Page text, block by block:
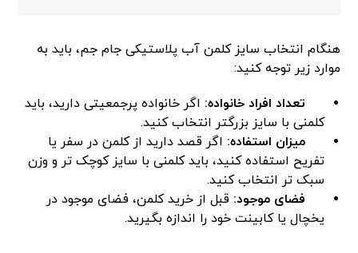
هنگام انتخاب سایز کلمن آب پلاستیکی جام جم، باید به
موارد زیر توجه کنید:
تعداد افراد خانواده: اگر خانواده پرجمعیتی دارید، باید
کلمنی با سایز بزرگتر انتخاب کنید.
میزان استفاده: اگر قصد دارید از کلمن در سفر یا
تفریح استفاده کنید، باید کلمنی با سایز کوچک تر و وزن
سبک تر انتخاب کنید.
فضای موجود: قبل از خرید کلمن، فضای موجود در
یخچال یا کابینت خود را اندازه بگیرید.